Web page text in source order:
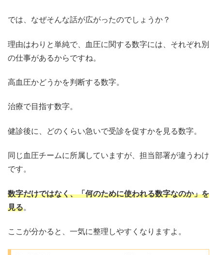
では、なぜそんな話が広がったのでしょうか？
理由はわりと単純で、血圧に関する数字には、それぞれ別
の仕事があるからですね。
高血圧かどうかを判断する数字。
治療で目指す数字。
健診後に、どのくらい急いで受診を促すかを見る数字。
同じ血圧チームに所属していますが、担当部署が違うわけ
です。
数字だけではなく、「何のために使われる数字なのか」を
見る。
ここが分かると、一気に整理しやすくなりますよ。